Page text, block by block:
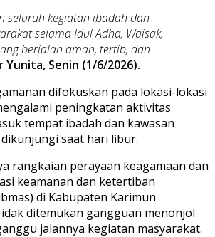
seluruh kegiatan ibadah dan
selama Idul Adha, Waisak,
berjalan aman, tertib, dan
Yunita, Senin (1/6/2026).
difokuskan pada lokasi-lokasi
peningkatan aktivitas
tempat ibadah dan kawasan
saat hari libur.
rangkaian perayaan keagamaan dan
keamanan dan ketertiban
di Kabupaten Karimun
ditemukan gangguan menonjol
jalannya kegiatan masyarakat.